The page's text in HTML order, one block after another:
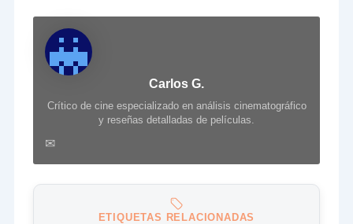
Carlos G.
Crítico de cine especializado en análisis cinematográfico
y reseñas detalladas de películas.
✉
ETIQUETAS RELACIONADAS